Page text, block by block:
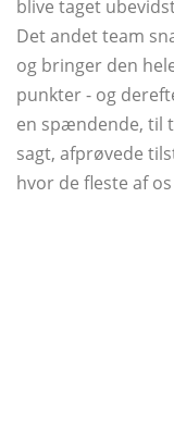
blive taget
Det andet team
og bringer den
punkter - og
en spændende, til
sagt, afprøvede
hvor de fleste af